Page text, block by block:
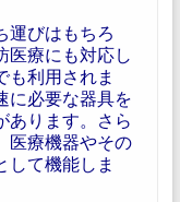
運びはもちろ
医療にも対応し
も利用されま
に必要な器具を
あります。さら
医療機器やその
して機能しま